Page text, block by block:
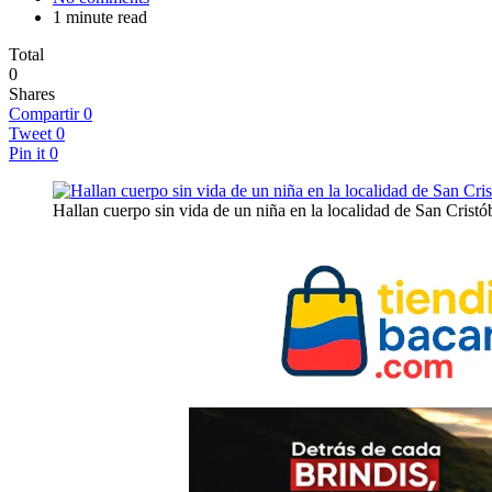
1 minute read
Total
0
Shares
Compartir 0
Tweet 0
Pin it 0
Hallan cuerpo sin vida de un niña en la localidad de San